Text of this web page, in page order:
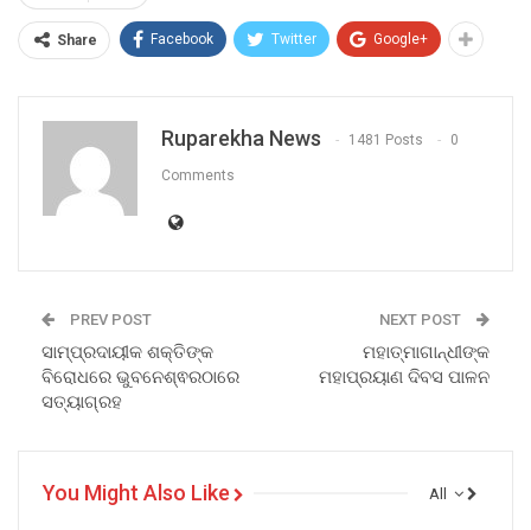
Share Facebook Twitter Google+
Ruparekha News 1481 Posts 0
Comments
PREV POST
ସାମ୍ପ୍ରଦାୟୀକ ଶକ୍ତିଙ୍କ
ବିରୋଧରେ ଭୁବନେଶ୍ଵରଠାରେ
ସତ୍ୟାଗ୍ରହ
NEXT POST
ମହାତ୍ମାଗାନ୍ଧୀଙ୍କ
ମହାପ୍ରୟାଣ ଦିବସ ପାଳନ
All
You Might Also Like